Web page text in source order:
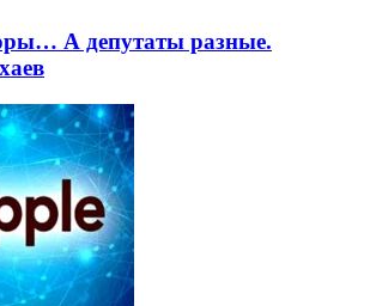
А депутаты разные.